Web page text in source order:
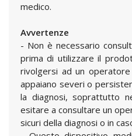
medico.
Avvertenze
- Non è necessario
prima di utilizzare il
rivolgersi ad un
appaiano severi o
la diagnosi, soprattutto
esitare a consultare un
sicuri della diagnosi o in